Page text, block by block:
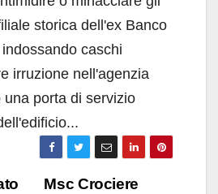
storica dell'ex Banco
caschi
irruzione nell'agenzia
una porta di servizio
Msc Crociere